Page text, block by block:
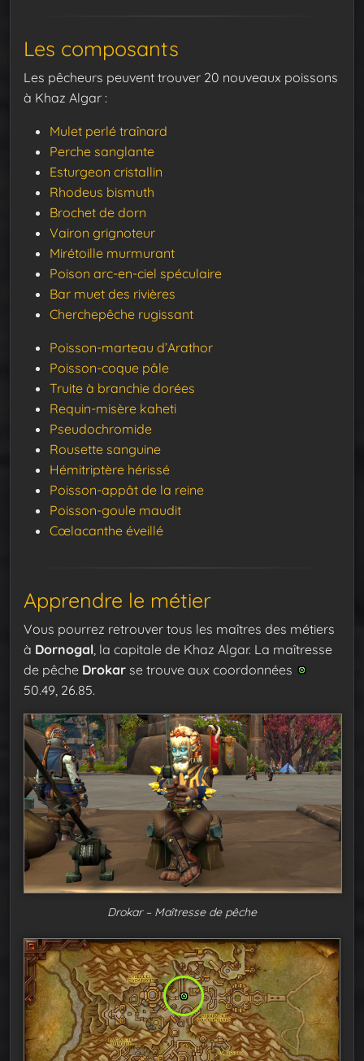
Les composants
Les pêcheurs peuvent trouver 20 nouveaux poissons
à Khaz Algar :
Mulet perlé traînard
Perche sanglante
Esturgeon cristallin
Rhodeus bismuth
Brochet de dorn
Vairon grignoteur
Mirétoille murmurant
Poison arc-en-ciel spéculaire
Bar muet des rivières
Cherchepêche rugissant
Poisson-marteau d’Arathor
Poisson-coque pâle
Truite à branchie dorées
Requin-misère kaheti
Pseudochromide
Rousette sanguine
Hémitriptère hérissé
Poisson-appât de la reine
Poisson-goule maudit
Cœlacanthe éveillé
Apprendre le métier
Vous pourrez retrouver tous les maîtres des métiers
à Dornogal , la capitale de Khaz Algar. La maîtresse
de pêche Drokar se trouve aux coordonnées
50.49, 26.85.
Drokar – Maîtresse de pêche